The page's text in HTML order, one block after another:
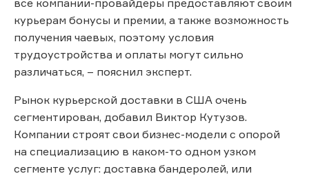
курьерам бонусы и премии, а также возможность
получения чаевых, поэтому условия
трудоустройства и оплаты могут сильно
различаться, – пояснил эксперт.
Рынок курьерской доставки в США очень
сегментирован, добавил Виктор Кутузов.
Компании строят свои бизнес-модели с опорой
на специализацию в каком-то одном узком
сегменте услуг: доставка бандеролей, или